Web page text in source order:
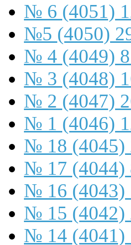
№ 6 (4051)
№5 (4050)
№ 4 (4049) 8
№ 3 (4048)
№ 2 (4047)
№ 1 (4046)
№ 18 (4045)
№ 17 (4044)
№ 16 (4043)
№ 15 (4042)
№ 14 (4041)